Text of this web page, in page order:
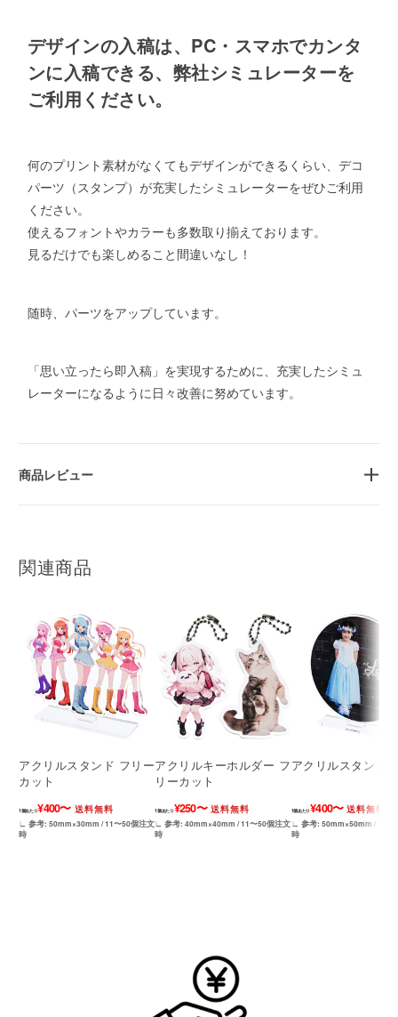
デザインの入稿は、PC・スマホでカンタ
ンに入稿できる、弊社シミュレーターを
ご利用ください。
何のプリント素材がなくてもデザインができるくらい、デコ
パーツ（スタンプ）が充実したシミュレーターをぜひご利用
ください。
使えるフォントやカラーも多数取り揃えております。
見るだけでも楽しめること間違いなし！
随時、パーツをアップしています。
「思い立ったら即入稿」を実現するために、充実したシミュ
レーターになるように日々改善に努めています。
商品レビュー
関連商品
アクリルスタンド フリー
カット
1個あたり¥400〜 送料無料
∟ 参考: 50mm×30mm / 11〜50個注文
時
アクリルキーホルダー フ
リーカット
1個あたり¥250〜 送料無料
∟ 参考: 40mm×40mm / 11〜50個注文
時
アクリルスタンド
1個あたり¥400〜 送料無料
∟ 参考: 50mm×50mm / 11〜
時